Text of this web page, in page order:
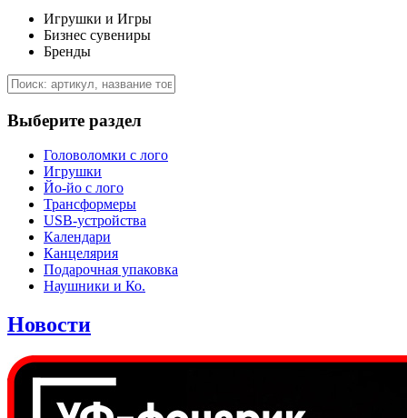
Игрушки и Игры
Бизнес сувениры
Бренды
Выберите раздел
Головоломки с лого
Игрушки
Йо-йо с лого
Трансформеры
USB-устройства
Календари
Канцелярия
Подарочная упаковка
Наушники и Ко.
Новости